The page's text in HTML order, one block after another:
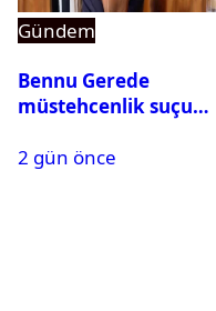
Gündem
Bennu Gerede
müstehcenlik suçu
alındı
2 gün önce